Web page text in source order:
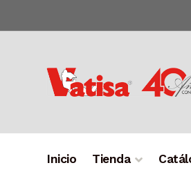
a
navegación
al
Inicio Tienda